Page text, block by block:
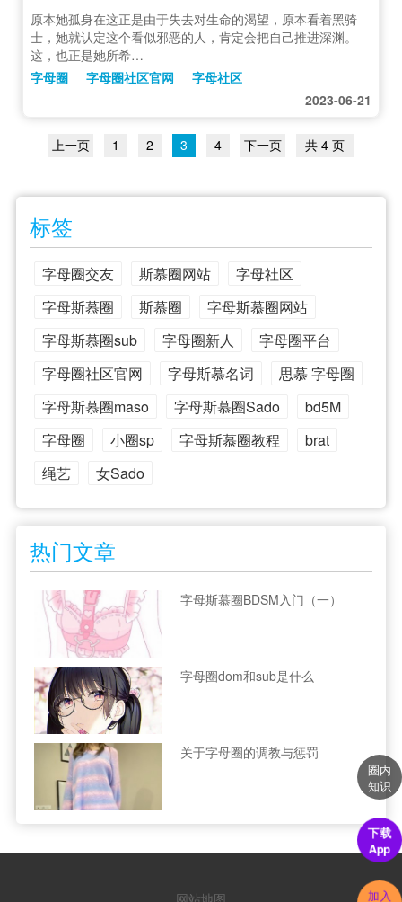
原本她孤身在这正是由于失去对生命的渴望，原本看着黑骑
士，她就认定这个看似邪恶的人，肯定会把自己推进深渊。
这，也正是她所希…
字母圈
字母圈社区官网
字母社区
2023-06-21
上一页 1 2 3 4 下一页 共 4 页
标签
字母圈交友 斯慕圈网站
字母社区
字母斯慕圈
斯慕圈
字母斯慕圈网站
字母斯慕圈sub
字母圈新人
字母圈平台
字母圈社区官网
字母斯慕名词
思慕 字母圈
字母斯慕圈maso
字母斯慕圈Sado
bd5M
字母圈
小圈sp 字母斯慕圈教程
brat
绳艺
女Sado
热门文章
字母斯慕圈BDSM入门（一）
字母圈dom和sub是什么
关于字母圈的调教与惩罚
网站地图
圈内
知识
下载
App
加入